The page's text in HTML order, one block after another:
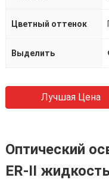
Цветный оттенок
Выделить
Лучшая Цена
Оптический
ER-II